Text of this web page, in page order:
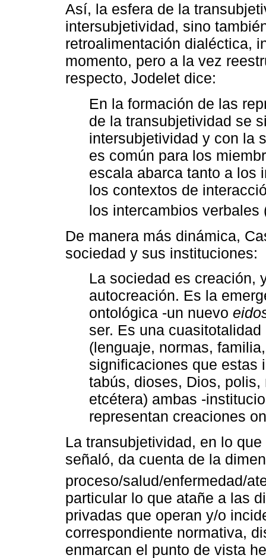
Así, la esfera de la
intersubjetividad, sino
retroalimentación dialéctica,
momento, pero a la vez
respecto, Jodelet dice:
En la formación de las
de la transubjetividad se
intersubjetividad y con la
es común para los
escala abarca tanto a los
los contextos de
los intercambios verbales
De manera más dinámica,
sociedad y sus instituciones:
La sociedad es creación,
autocreación. Es la
ontológica -un nuevo
ser. Es una
(lenguaje, normas,
significaciones que estas
tabús, dioses, Dios,
etcétera) ambas -
representan creaciones
La transubjetividad, en lo
señaló, da cuenta de la
proceso/salud/enfermedad/
particular lo que atañe a las
privadas que operan y/o
correspondiente normativa,
enmarcan el punto de vista